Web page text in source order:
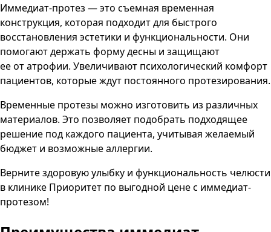
Иммедиат-протез — это съемная временная
конструкция, которая подходит для быстрого
восстановления эстетики и функциональности. Они
помогают держать форму десны и защищают
ее от атрофии. Увеличивают психологический комфорт
пациентов, которые ждут постоянного протезирования.
Временные протезы можно изготовить из различных
материалов. Это позволяет подобрать подходящее
решение под каждого пациента, учитывая желаемый
бюджет и возможные аллергии.
Верните здоровую улыбку и функциональность челюсти
в клинике Приоритет по выгодной цене с иммедиат-
протезом!